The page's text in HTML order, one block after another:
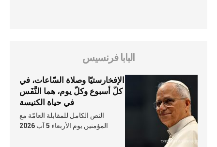
البابا فرنسيس
الإفخارستيّا وصلاة السّاعات، في
كلّ أسبوع وكلّ يوم، هما النَّفَس
في حياة الكنيسة
النص الكامل للمقابلة العامّة مع
المؤمنين يوم الأربعاء 5 آب 2026